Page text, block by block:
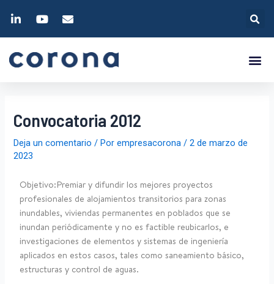
Convocatoria 2012
Deja un comentario / Porempresacorona /2 de marzo de
2023
Objetivo:Premiar y difundir los mejores proyectos
profesionales de alojamientos transitorios para zonas
inundables, viviendas permanentes en poblados que se
inundan periódicamente y no es factible reubicarlos, e
investigaciones de elementos y sistemas de ingeniería
aplicados en estos casos, tales como saneamiento básico,
estructuras y control de aguas.